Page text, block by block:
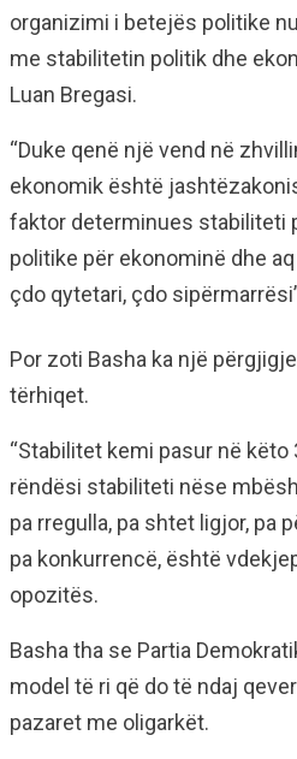
organizimi i betejës politike
me stabilitetin politik dhe
Luan Bregasi.
“Duke qenë një vend në
ekonomik është
faktor determinues stabiliteti
politike për ekonominë dhe
çdo qytetari, çdo
Por zoti Basha ka një
tërhiqet.
“Stabilitet kemi pasur në
rëndësi stabiliteti nëse
pa rregulla, pa shtet ligjor, pa
pa konkurrencë, është
opozitës.
Basha tha se Partia
model të ri që do të ndaj
pazaret me oligarkët.